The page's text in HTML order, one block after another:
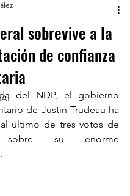
sobrevive a la
de confianza
del NDP, el gobierno
de Justin Trudeau ha
último de tres votos de
sobre su enorme